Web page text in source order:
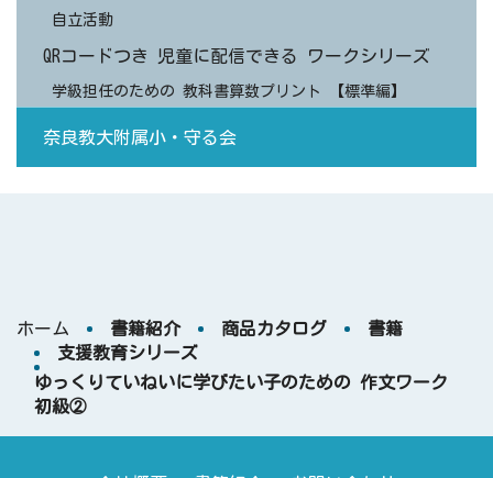
自立活動
QRコードつき 児童に配信できる ワークシリーズ
学級担任のための 教科書算数プリント 【標準編】
奈良教大附属小・守る会
ホーム 書籍紹介 商品カタログ
書籍
支援教育シリーズ
ゆっくりていねいに学びたい子のための 作文ワーク
初級②